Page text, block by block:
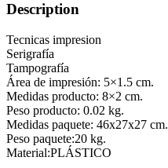
Description
Tecnicas impresion
Serigrafía
Tampografía
Área de impresión: 5×1.5 cm.
Medidas producto: 8×2 cm.
Peso producto: 0.02 kg.
Medidas paquete: 46x27x27 cm.
Peso paquete:20 kg.
Material:PLÁSTICO